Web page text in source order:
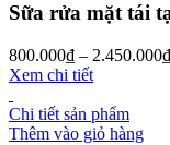
Sữa rửa mặt tái
800.000₫ – 2.450.000₫
Xem chi tiết
Chi tiết sản phẩm
Thêm vào giỏ hàng